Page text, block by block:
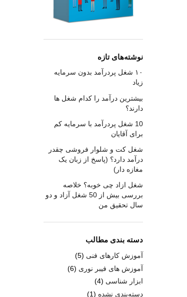
نوشته‌های تازه
۱۰ شغل پردرآمد بدون سرمایه
زیاد
بیشترین درآمد را کدام شغل ها
دارند؟
10 شغل پردرآمد با سرمایه کم
برای آقایان
شغل کت و شلوار فروشی چقدر
درآمد دارد؟ (پاسخ از زبان یک
مغازه دار)
شغل ازاد چی خوبه؟ خلاصه
بررسی بیش از 50 شغل آزاد و دو
سال تحقیق من
دسته بندی مطالب
آموزش کارهای فنی (5)
آموزش های فیبر نوری (6)
ابزار شناسی (4)
دسته‌بندی نشده (1)